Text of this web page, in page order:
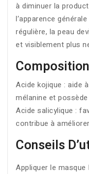
à diminuer la
l’apparence
régulière, la peau
et visiblement plus
Acide kojique : aide
mélanine et
Acide salicylique :
contribue à
Conseils
Appliquer le